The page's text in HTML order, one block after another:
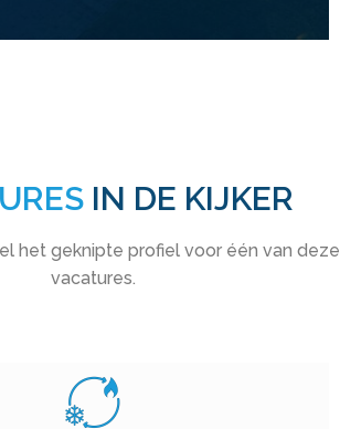
IN DE KIJKER
het geknipte profiel voor één van deze
vacatures.